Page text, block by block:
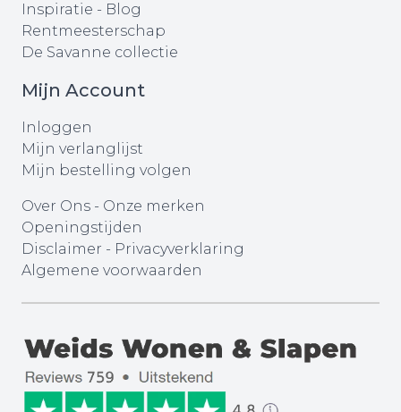
Inspiratie - Blog
Rentmeesterschap
De Savanne collectie
Mijn Account
Inloggen
Mijn verlanglijst
Mijn bestelling volgen
Over Ons - Onze merken
Openingstijden
Disclaimer - Privacyverklaring
Algemene voorwaarden